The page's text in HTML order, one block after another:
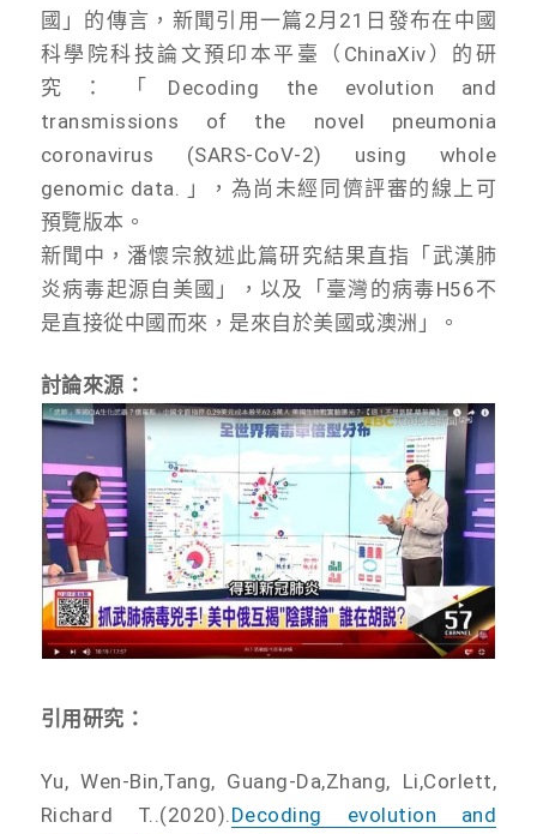
國」的傳言，新聞引用一篇2月21日發布在中國
科學院科技論文預印本平臺（ChinaXiv）的研
究：「Decoding the evolution and
transmissions of the novel pneumonia
coronavirus (SARS-CoV-2) using whole
genomic data. 」，為尚未經同儕評審的線上可
預覽版本。
新聞中，潘懷宗敘述此篇研究結果直指「武漢肺
炎病毒起源自美國」，以及「臺灣的病毒H56不
是直接從中國而來，是來自於美國或澳洲」。
討論來源：
引用研究：
Yu, Wen-Bin,Tang, Guang-Da,Zhang, Li,Corlett,
Richard T..(2020). Decoding evolution and